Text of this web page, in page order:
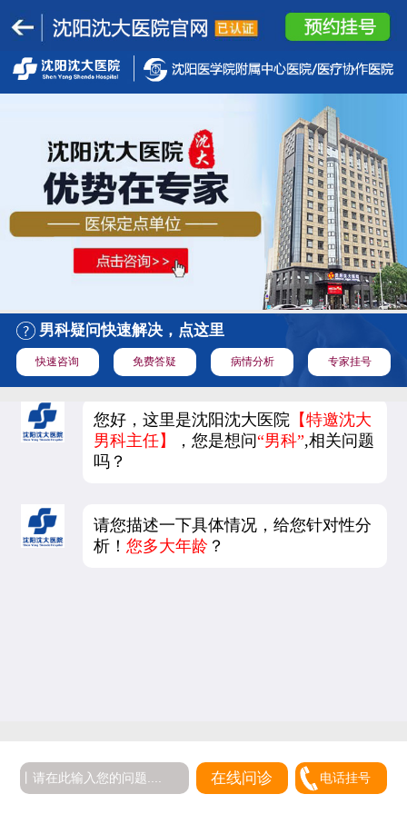
男科疑问快速解决，点这里
快速咨询 免费答疑 病情分析 专家挂号
您好，这里是沈阳沈大医院 【特邀沈大
男科主任】
，您是想问“男科”,相关问题
吗？
请您描述一下具体情况，给您针对性分
析！您多大年龄 ？
在线问诊 电话挂号
5